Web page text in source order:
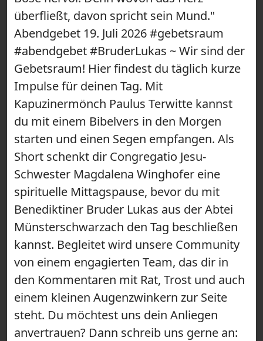
überfließt, davon spricht sein Mund."
Abendgebet 19. Juli 2026 #gebetsraum
#abendgebet #BruderLukas ~ Wir sind der
Gebetsraum! Hier findest du täglich kurze
Impulse für deinen Tag. Mit
Kapuzinermönch Paulus Terwitte kannst
du mit einem Bibelvers in den Morgen
starten und einen Segen empfangen. Als
Short schenkt dir Congregatio Jesu-
Schwester Magdalena Winghofer eine
spirituelle Mittagspause, bevor du mit
Benediktiner Bruder Lukas aus der Abtei
Münsterschwarzach den Tag beschließen
kannst. Begleitet wird unsere Community
von einem engagierten Team, das dir in
den Kommentaren mit Rat, Trost und auch
einem kleinen Augenzwinkern zur Seite
steht. Du möchtest uns dein Anliegen
anvertrauen? Dann schreib uns gerne an: